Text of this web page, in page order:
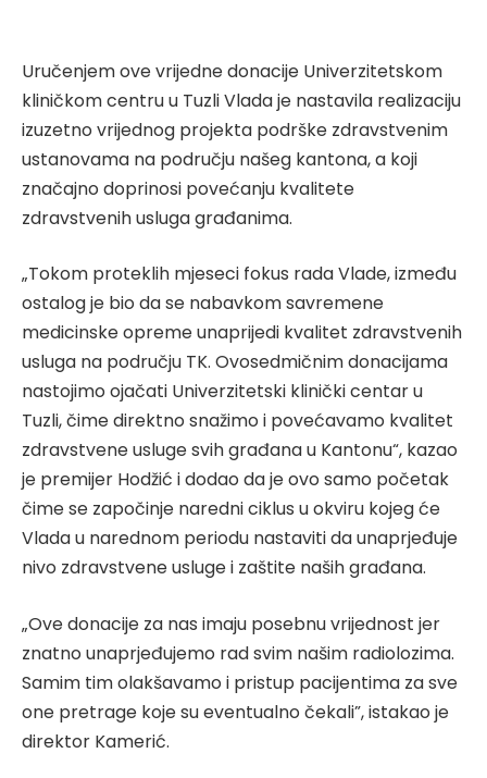
Uručenjem ove vrijedne donacije Univerzitetskom
kliničkom centru u Tuzli Vlada je nastavila realizaciju
izuzetno vrijednog projekta podrške zdravstvenim
ustanovama na području našeg kantona, a koji
značajno doprinosi povećanju kvalitete
zdravstvenih usluga građanima.
„Tokom proteklih mjeseci fokus rada Vlade, između
ostalog je bio da se nabavkom savremene
medicinske opreme unaprijedi kvalitet zdravstvenih
usluga na području TK. Ovosedmičnim donacijama
nastojimo ojačati Univerzitetski klinički centar u
Tuzli, čime direktno snažimo i povećavamo kvalitet
zdravstvene usluge svih građana u Kantonu“, kazao
je premijer Hodžić i dodao da je ovo samo početak
čime se započinje naredni ciklus u okviru kojeg će
Vlada u narednom periodu nastaviti da unaprjeđuje
nivo zdravstvene usluge i zaštite naših građana.
„Ove donacije za nas imaju posebnu vrijednost jer
znatno unaprjeđujemo rad svim našim radiolozima.
Samim tim olakšavamo i pristup pacijentima za sve
one pretrage koje su eventualno čekali”, istakao je
direktor Kamerić.